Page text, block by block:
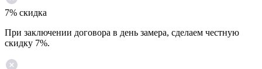
7% скидка
При заключении договора в день замера, сделаем честную
скидку 7%.